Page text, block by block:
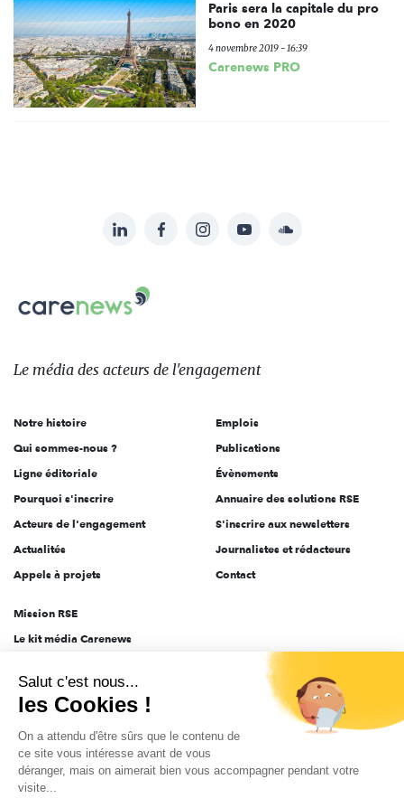
Paris sera la capitale du pro
bono en 2020
4 novembre 2019 - 16:39
Carenews PRO
sur:
LinkedInFacebookInstagramYouTubeSoundcloud
Carenews,
Le
des
l'engagement
Le média des acteurs de l'engagement
Notre histoire
Qui sommes-nous ?
Ligne éditoriale
Pourquoi s'inscrire
Acteurs de l'engagement
Actualités
Appels à projets
Emplois
Publications
Évènements
Annuaire des solutions RSE
S'inscrire aux newsletters
Journalistes et rédacteurs
Contact
Mission RSE
Le kit média Carenews
AEF info
Novethic
PRODURABLE
Inclusiv Day
Salut c'est nous...
les Cookies !
On a attendu d'être sûrs que le contenu de
ce site vous intéresse avant de vous
déranger, mais on aimerait bien vous accompagner pendant votre
visite...